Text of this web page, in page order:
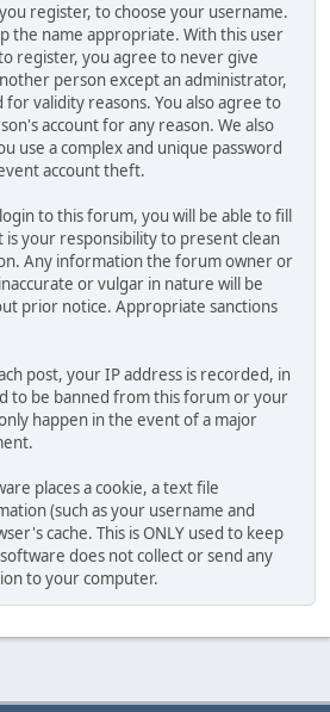
register, to choose your username.
the name appropriate. With this user
register, you agree to never give
person except an administrator,
validity reasons. You also agree to
account for any reason. We also
use a complex and unique password
account theft.
to this forum, you will be able to fill
your responsibility to present clean
Any information the forum owner or
or vulgar in nature will be
prior notice. Appropriate sanctions
post, your IP address is recorded, in
to be banned from this forum or your
happen in the event of a major
places a cookie, a text file
(such as your username and
cache. This is ONLY used to keep
does not collect or send any
to your computer.